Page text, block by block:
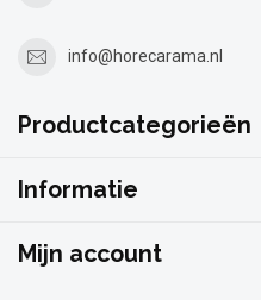
info@horecarama.nl
Productcategorieën
Informatie
Mijn account